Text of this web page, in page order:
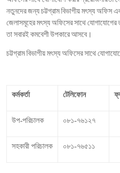
নতুনদের জন্য চট্টগ্রাম বিভাগীয় মৎস্য অফিস
জেলাসমূহের মৎস্য অফিসের সাথে যোগাযোগের
তা সবারই কমবেশী উপকারে আসবে।
চট্টগ্রাম বিভাগীয় মৎস্য অফিসের সাথে
কর্মকর্তা টেলিফোন
উপ-পরিচালক ০৮১-৭৬১২৭
সহকারী পরিচালক ০৮১-৭৬৫১১